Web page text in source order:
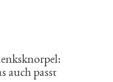
auch passt